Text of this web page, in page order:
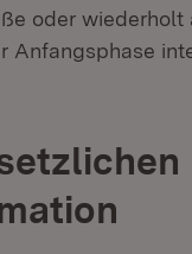
oder
Anfangsphase